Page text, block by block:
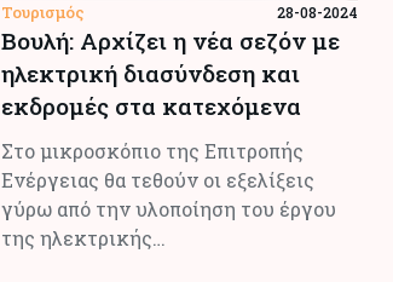
Τουρισμός 28-08-2024
Βουλή: Αρχίζει η νέα σεζόν με
ηλεκτρική διασύνδεση και
εκδρομές στα κατεχόμενα
Στο μικροσκόπιο της Επιτροπής
Ενέργειας θα τεθούν οι εξελίξεις
γύρω από την υλοποίηση του έργου
της ηλεκτρικής…